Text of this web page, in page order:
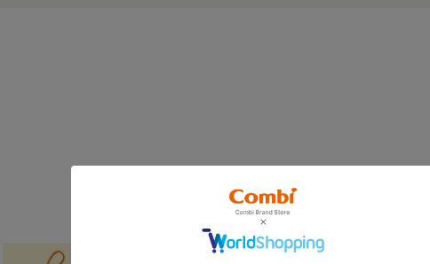
FEATURE
おすすめ特集